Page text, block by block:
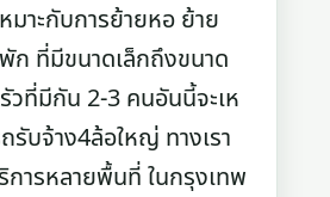
มาะกับการย้ายหอ ย้าย
ก ที่มีขนาดเล็กถึงขนาด
วที่มีกัน 2-3 คนอันนี้จะเห
รับจ้าง4ล้อใหญ่ ทางเรา
การหลายพื้นที่ ในกรุงเทพ